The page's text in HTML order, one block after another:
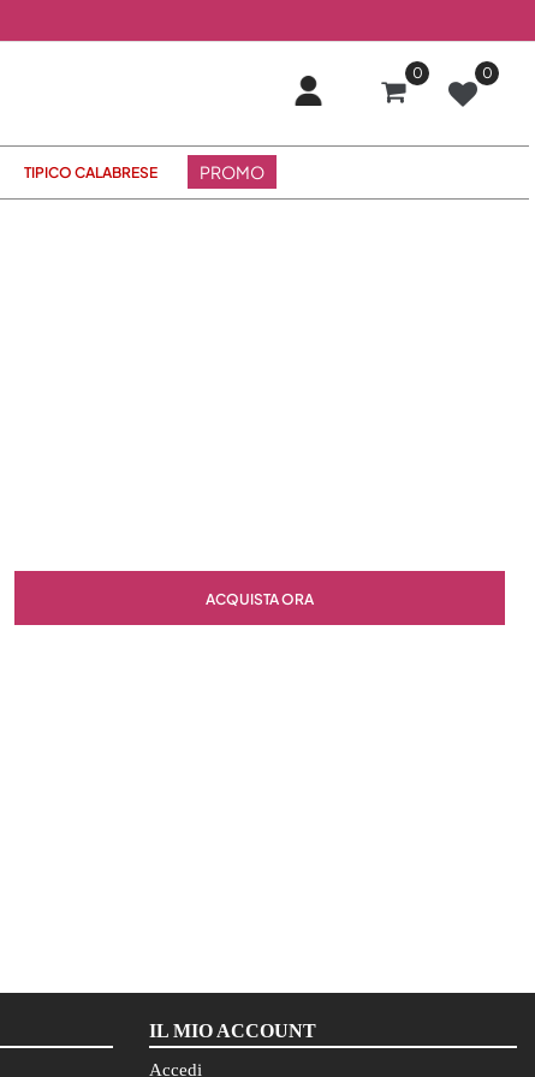
0 0
TIPICO CALABRESE PROMO
ACQUISTA ORA
IL MIO ACCOUNT
Accedi